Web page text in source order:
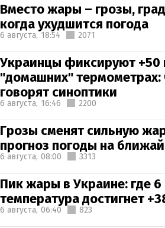
Вместо жары – грозы,
когда ухудшится погода
6 августа, 18:54 2071
Украинцы фиксируют +50
"домашних" термометрах:
говорят синоптики
6 августа, 16:46 2200
Грозы сменят сильную
прогноз погоды на
6 августа, 08:00 3313
Пик жары в Украине: где 6
температура достигнет
6 августа, 06:40 823